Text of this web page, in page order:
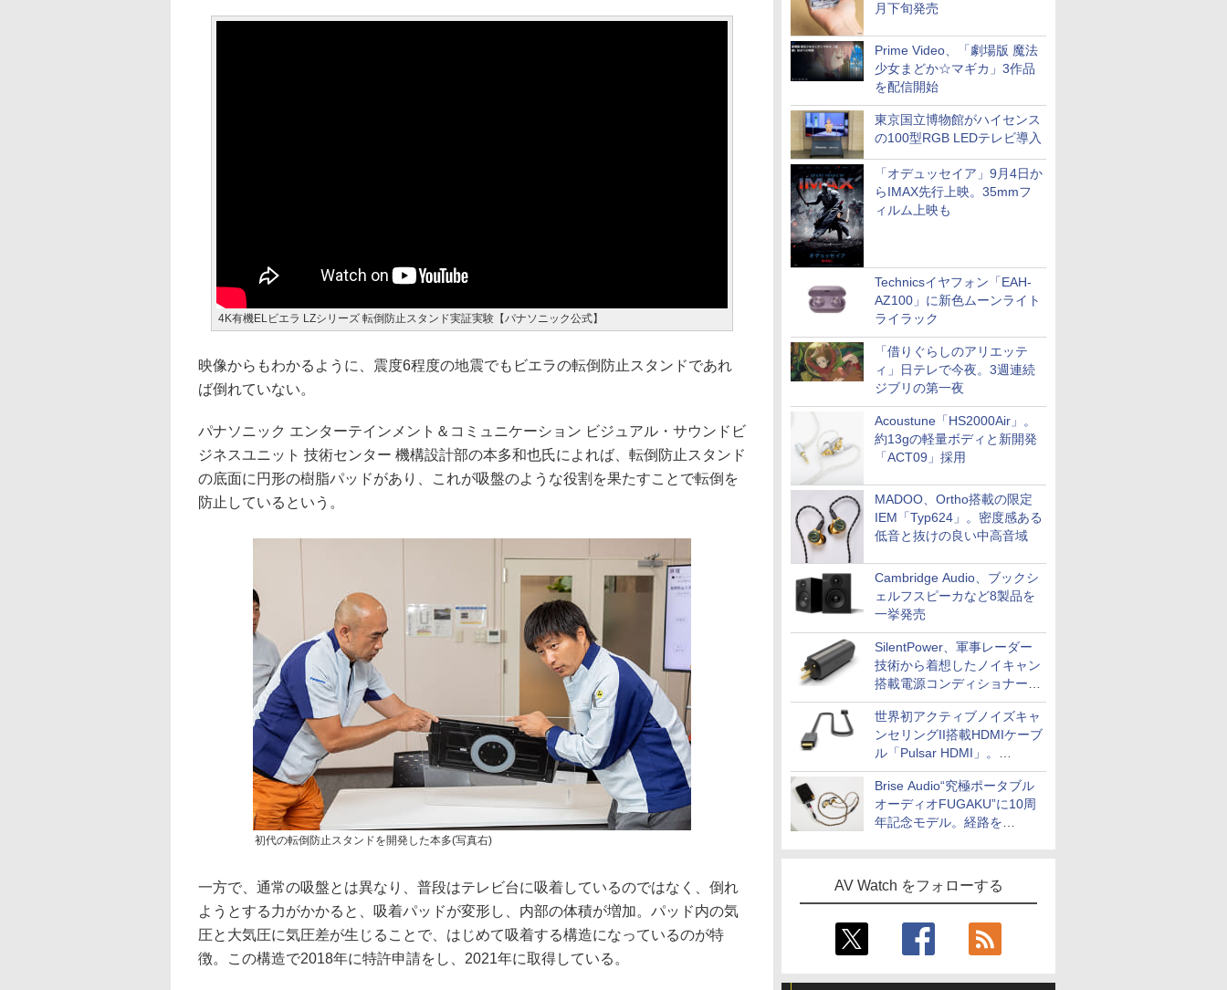
月下旬発売
Prime Video、「劇場版 魔法
少女まどか☆マギカ」3作品
を配信開始
東京国立博物館がハイセンス
の100型RGB LEDテレビ導入
「オデュッセイア」9月4日か
らIMAX先行上映。35mmフ
ィルム上映も
Technicsイヤフォン「EAH-
AZ100」に新色ムーンライト
ライラック
「借りぐらしのアリエッテ
ィ」日テレで今夜。3週連続
ジブリの第一夜
Acoustune「HS2000Air」。
約13gの軽量ボディと新開発
「ACT09」採用
MADOO、Ortho搭載の限定
IEM「Typ624」。密度感ある
低音と抜けの良い中高音域
Cambridge Audio、ブックシ
ェルフスピーカなど8製品を
一挙発売
SilentPower、軍事レーダー
技術から着想したノイキャン
搭載電源コンディショナー
「AC iPurifier2」
世界初アクティブノイズキャ
ンセリングII搭載HDMIケーブ
ル「Pulsar HDMI」。
SilentPowerから
Brise Audio“究極ポータブル
オーディオFUGAKU”に10周
年記念モデル。経路を
AV Watch をフォローする
4K有機ELビエラ LZシリーズ 転倒防止スタンド実証実験【パナソニック公式】
映像からもわかるように、震度6程度の地震でもビエラの転倒防止スタンドであれ
ば倒れていない。
パナソニック エンターテインメント＆コミュニケーション ビジュアル・サウンドビ
ジネスユニット 技術センター 機構設計部の本多和也氏によれば、転倒防止スタンド
の底面に円形の樹脂パッドがあり、これが吸盤のような役割を果たすことで転倒を
防止しているという。
初代の転倒防止スタンドを開発した本多(写真右)
一方で、通常の吸盤とは異なり、普段はテレビ台に吸着しているのではなく、倒れ
ようとする力がかかると、吸着パッドが変形し、内部の体積が増加。パッド内の気
圧と大気圧に気圧差が生じることで、はじめて吸着する構造になっているのが特
徴。この構造で2018年に特許申請をし、2021年に取得している。